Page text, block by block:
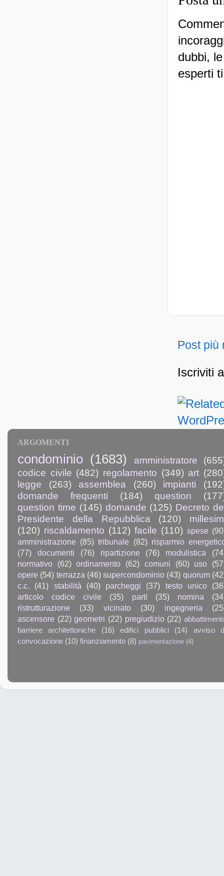
dubbi,
esperti
Post più
Iscriviti
ARGOMENTI
condominio (1683) amministratore
codice civile (482) regolamento (349) art
legge
(263) assemblea (260) impianti
domande frequenti
(184) question
question time (145) domande (125) Decreto
Presidente della Repubblica
(120)
(120) riscaldamento (112) facile (110) spese
amministrazione (85) tribunale (82) risparmio
(77)
documenti (76) ripartizione (76) modulistica
normativo
(62) ordinamento (62) comuni (60) uso
opere (54) terrazza (46) supercondominio (43) quorum
c.c.
(41) stabilità (40) parcheggi (37) testo unico
articolo codice civile
(35) parti (35) nomina
ristrutturazione
(33) vicinato (30) ingegneria
ascensore (22) geometri (22) pregiudizio (22)
barriere architettoniche
(16) edifici pubblici (14)
avviso
convocazione (10) finanziamento (8) pavimentazione (4)